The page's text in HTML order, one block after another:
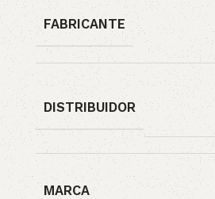
FABRICANTE
DISTRIBUIDOR
MARCA